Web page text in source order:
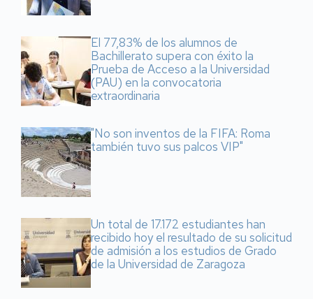
El 77,83% de los alumnos de
Bachillerato supera con éxito la
Prueba de Acceso a la Universidad
(PAU) en la convocatoria
extraordinaria
"No son inventos de la FIFA: Roma
también tuvo sus palcos VIP"
Un total de 17.172 estudiantes han
recibido hoy el resultado de su solicitud
de admisión a los estudios de Grado
de la Universidad de Zaragoza